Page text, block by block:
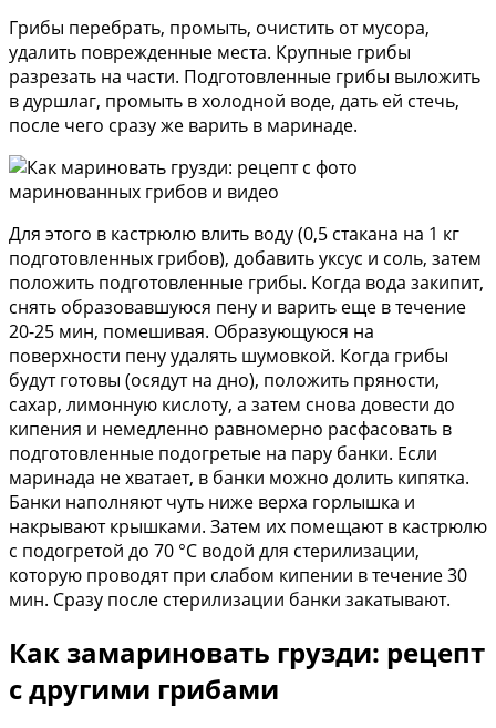
Грибы перебрать, промыть, очистить от мусора,
удалить поврежденные места. Крупные грибы
разрезать на части. Подготовленные грибы выложить
в дуршлаг, промыть в холодной воде, дать ей стечь,
после чего сразу же варить в маринаде.
Для этого в кастрюлю влить воду (0,5 стакана на 1 кг
подготовленных грибов), добавить уксус и соль, затем
положить подготовленные грибы. Когда вода закипит,
снять образовавшуюся пену и варить еще в течение
20-25 мин, помешивая. Образующуюся на
поверхности пену удалять шумовкой. Когда грибы
будут готовы (осядут на дно), положить пряности,
сахар, лимонную кислоту, а затем снова довести до
кипения и немедленно равномерно расфасовать в
подготовленные подогретые на пару банки. Если
маринада не хватает, в банки можно долить кипятка.
Банки наполняют чуть ниже верха горлышка и
накрывают крышками. Затем их помещают в кастрюлю
с подогретой до 70 °С водой для стерилизации,
которую проводят при слабом кипении в течение 30
мин. Сразу после стерилизации банки закатывают.
Как замариновать грузди: рецепт
с другими грибами